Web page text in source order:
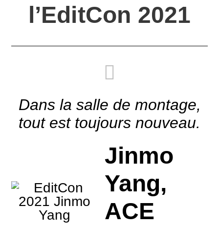
l’EditCon 2021
Dans la salle de montage,
tout est toujours nouveau.
Jinmo
Yang,
ACE